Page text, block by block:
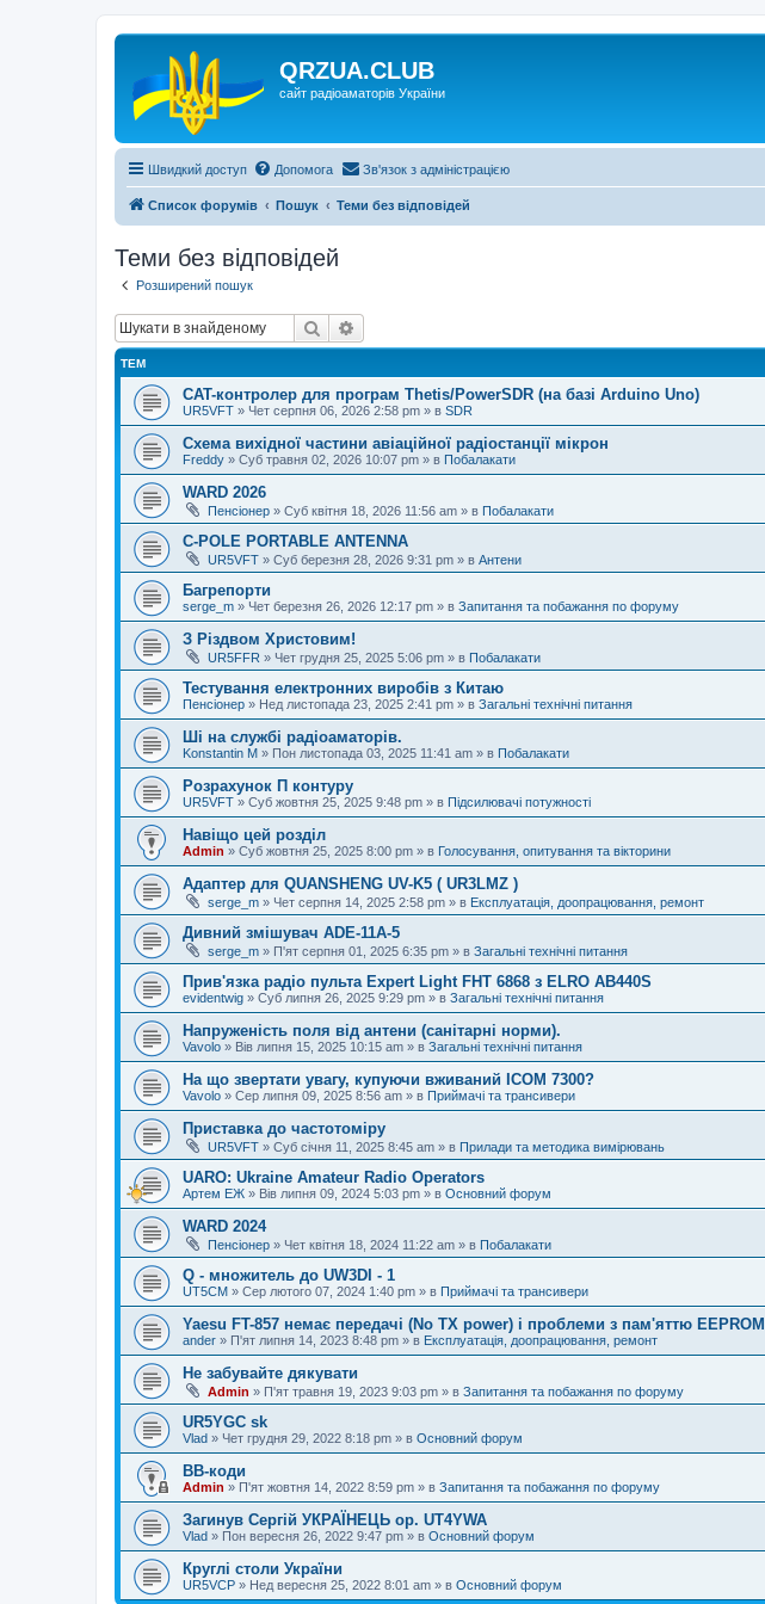
QRZUA.CLUB
сайт радіоаматорів України
Швидкий доступ Допомога Зв'язок з адміністрацією
Список форумів Пошук Теми без відповідей
Теми без відповідей
Розширений пошук
Пошук
ТЕМ
CAT-контролер для програм Thetis/PowerSDR (на базі Arduino Uno)
UR5VFT » Чет серпня 06, 2026 2:58 pm » в SDR
Схема вихідної частини авіаційної радіостанції мікрон
Freddy » Суб травня 02, 2026 10:07 pm » в Побалакати
WARD 2026
Пенсіонер » Суб квітня 18, 2026 11:56 am » в Побалакати
C-POLE PORTABLE ANTENNA
UR5VFT » Суб березня 28, 2026 9:31 pm » в Антени
Багрепорти
serge_m » Чет березня 26, 2026 12:17 pm » в Запитання та побажання по форуму
З Різдвом Христовим!
UR5FFR » Чет грудня 25, 2025 5:06 pm » в Побалакати
Тестування електронних виробів з Китаю
Пенсіонер » Нед листопада 23, 2025 2:41 pm » в Загальні технічні питання
Ші на службі радіоаматорів.
Konstantin M » Пон листопада 03, 2025 11:41 am » в Побалакати
Розрахунок П контуру
UR5VFT » Суб жовтня 25, 2025 9:48 pm » в Підсилювачі потужності
Навіщо цей розділ
Admin » Суб жовтня 25, 2025 8:00 pm » в Голосування, опитування та вікторини
Адаптер для QUANSHENG UV-K5 ( UR3LMZ )
serge_m » Чет серпня 14, 2025 2:58 pm » в Експлуатація, доопрацювання, ремонт
Дивний змішувач ADE-11A-5
serge_m » П'ят серпня 01, 2025 6:35 pm » в Загальні технічні питання
Прив'язка радіо пульта Expert Light FHT 6868 з ELRO AB440S
evidentwig » Суб липня 26, 2025 9:29 pm » в Загальні технічні питання
Напруженість поля від антени (санітарні норми).
Vavolo » Вів липня 15, 2025 10:15 am » в Загальні технічні питання
На що звертати увагу, купуючи вживаний ICOM 7300?
Vavolo » Сер липня 09, 2025 8:56 am » в Приймачі та трансивери
Приставка до частотоміру
UR5VFT » Суб січня 11, 2025 8:45 am » в Прилади та методика вимірювань
UARO: Ukraine Аmateur Radio Operators
Артем ЕЖ » Вів липня 09, 2024 5:03 pm » в Основний форум
WARD 2024
Пенсіонер » Чет квітня 18, 2024 11:22 am » в Побалакати
Q - множитель до UW3DI - 1
UT5CM » Сер лютого 07, 2024 1:40 pm » в Приймачі та трансивери
Yaesu FT-857 немає передачі (No TX power) і проблеми з пам'яттю EEPROM
ander » П'ят липня 14, 2023 8:48 pm » в Експлуатація, доопрацювання, ремонт
Не забувайте дякувати
Admin » П'ят травня 19, 2023 9:03 pm » в Запитання та побажання по форуму
UR5YGC sk
Vlad » Чет грудня 29, 2022 8:18 pm » в Основний форум
BB-коди
Admin » П'ят жовтня 14, 2022 8:59 pm » в Запитання та побажання по форуму
Загинув Сергій УКРАЇНЕЦЬ op. UT4YWA
Vlad » Пон вересня 26, 2022 9:47 pm » в Основний форум
Круглі столи України
UR5VCP » Нед вересня 25, 2022 8:01 am » в Основний форум